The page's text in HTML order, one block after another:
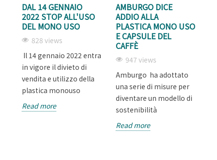
DAL 14 GENNAIO
2022 STOP ALL'USO
DEL MONO USO
828 views
Il 14 gennaio 2022 entra
in vigore il divieto di
vendita e utilizzo della
plastica monouso
Read more
AMBURGO DICE
ADDIO ALLA
PLASTICA MONO USO
E CAPSULE DEL
CAFFÈ
947 views
Amburgo ha adottato
una serie di misure per
diventare un modello di
sostenibilità
Read more